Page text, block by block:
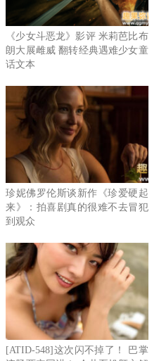
《少女斗恶龙》影评 米莉芭比布
朗大展雌威 翻转经典遇难少女童
话文本
珍妮佛罗伦斯谈新作《珍爱硬起
来》：拍喜剧真的很难不去冒犯
到观众
[ATID-548]这次闪不掉了！ 巴掌